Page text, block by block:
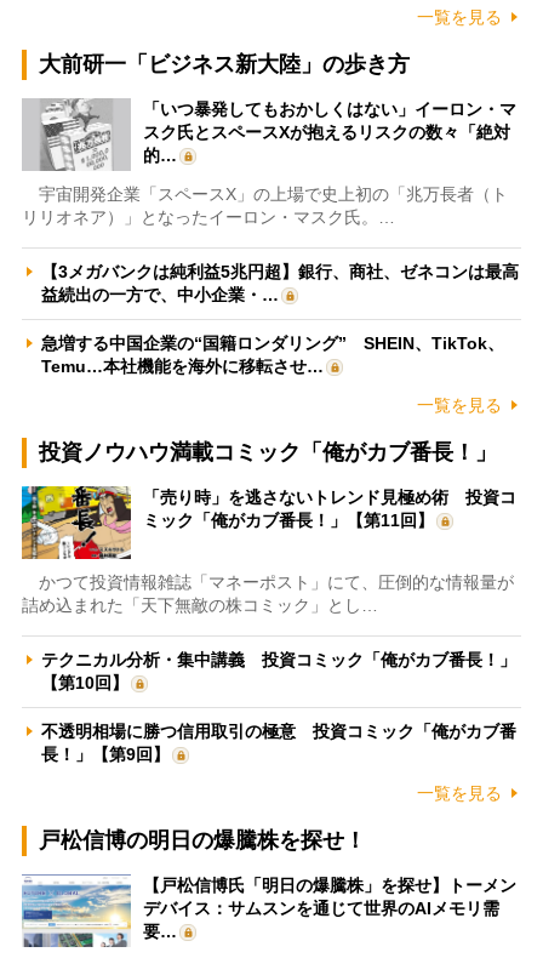
一覧を見る
大前研一「ビジネス新大陸」の歩き方
「いつ暴発してもおかしくはない」イーロン・マ
スク氏とスペースXが抱えるリスクの数々「絶対
的…
宇宙開発企業「スペースX」の上場で史上初の「兆万長者（ト
リリオネア）」となったイーロン・マスク氏。…
【3メガバンクは純利益5兆円超】銀行、商社、ゼネコンは最高
益続出の一方で、中小企業・…
急増する中国企業の“国籍ロンダリング” SHEIN、TikTok、
Temu…本社機能を海外に移転させ…
一覧を見る
投資ノウハウ満載コミック「俺がカブ番長！」
「売り時」を逃さないトレンド見極め術 投資コ
ミック「俺がカブ番長！」【第11回】
かつて投資情報雑誌「マネーポスト」にて、圧倒的な情報量が
詰め込まれた「天下無敵の株コミック」とし…
テクニカル分析・集中講義 投資コミック「俺がカブ番長！」
【第10回】
不透明相場に勝つ信用取引の極意 投資コミック「俺がカブ番
長！」【第9回】
一覧を見る
戸松信博の明日の爆騰株を探せ！
【戸松信博氏「明日の爆騰株」を探せ】トーメン
デバイス：サムスンを通じて世界のAIメモリ需
要…